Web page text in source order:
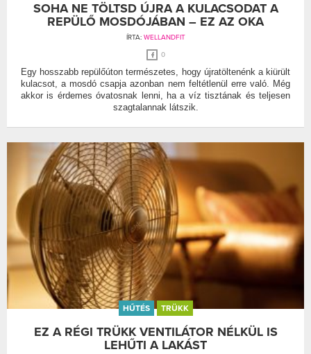
SOHA NE TÖLTSD ÚJRA A KULACSODAT A
REPÜLŐ MOSDÓJÁBAN – EZ AZ OKA
ÍRTA: WELLANDFIT
0
Egy hosszabb repülőúton természetes, hogy újratöltenénk a kiürült
kulacsot, a mosdó csapja azonban nem feltétlenül erre való. Még
akkor is érdemes óvatosnak lenni, ha a víz tisztának és teljesen
szagtalannak látszik.
HŰTÉS TRÜKK
EZ A RÉGI TRÜKK VENTILÁTOR NÉLKÜL IS
LEHŰTI A LAKÁST